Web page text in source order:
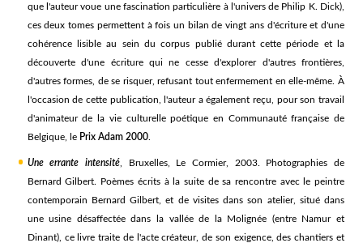
que l'auteur voue une fascination particulière à l'univers de Philip K. Dick),
ces deux tomes permettent à fois un bilan de vingt ans d'écriture et d'une
cohérence lisible au sein du corpus publié durant cette période et la
découverte d'une écriture qui ne cesse d'explorer d'autres frontières,
d'autres formes, de se risquer, refusant tout enfermement en elle-même. À
l'occasion de cette publication, l'auteur a également reçu, pour son travail
d'animateur de la vie culturelle poétique en Communauté française de
Belgique, le Prix Adam 2000.
Une errante intensité , Bruxelles, Le Cormier, 2003. Photographies de
Bernard Gilbert. Poèmes écrits à la suite de sa rencontre avec le peintre
contemporain Bernard Gilbert, et de visites dans son atelier, situé dans
une usine désaffectée dans la vallée de la Molignée (entre Namur et
Dinant), ce livre traite de l'acte créateur, de son exigence, des chantiers et